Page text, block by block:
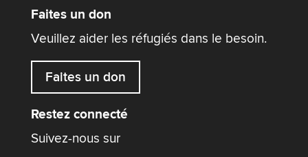
Faites un don
Veuillez aider les réfugiés dans le besoin.
Faites un don
Restez connecté
Suivez-nous sur